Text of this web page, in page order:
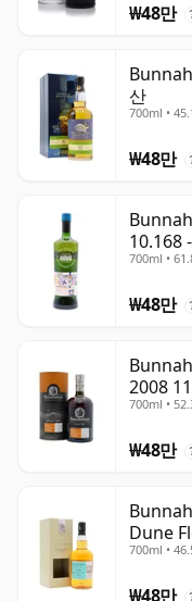
₩48만
산
700ml •
₩48만
10.168
700ml •
₩48만
2008
700ml •
₩48만
Dune
700ml •
₩48만